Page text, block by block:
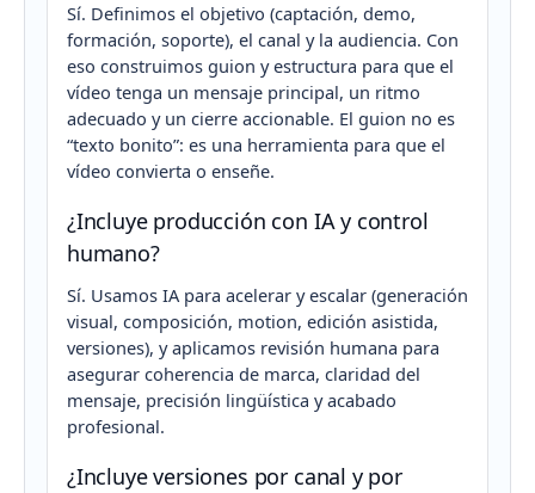
Sí. Definimos el objetivo (captación, demo,
formación, soporte), el canal y la audiencia. Con
eso construimos guion y estructura para que el
vídeo tenga un mensaje principal, un ritmo
adecuado y un cierre accionable. El guion no es
“texto bonito”: es una herramienta para que el
vídeo convierta o enseñe.
¿Incluye producción con IA y control
humano?
Sí. Usamos IA para acelerar y escalar (generación
visual, composición, motion, edición asistida,
versiones), y aplicamos revisión humana para
asegurar coherencia de marca, claridad del
mensaje, precisión lingüística y acabado
profesional.
¿Incluye versiones por canal y por